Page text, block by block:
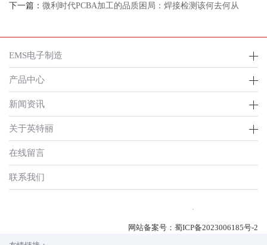
下一篇： 微利时代PCBA加工的品质困局：焊接检测该何去何从
EMS电子制造
产品中心
新闻资讯
关于英特丽
在线留言
联系我们
网站备案号： 蜀ICP备2023006185号-2